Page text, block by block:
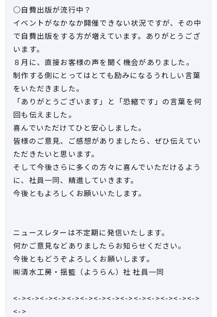
○自費出版が流行中？
イベントがなかなか開催できない状況ですが、その中
で自費出版をする方が増えています。ありがとうござ
います。
８月に、直接お客様の声を聞く機会がありました。
制作する側にとってはとても励みになるうれしい言葉
をいただきました。
「ありがとうございます」と「恐縮です」の言葉を何
回も伝えました。
喜んでいただけてひと安心しました。
皆様のご意見、ご感想がありましたら、ぜひ伝えてい
ただきたいと思います。
そして今後さらに多くの方々に喜んでいただけるよう
に、社員一同、精進していきます。
今後ともよろしくお願いいたします。
ニュースレターは不定期に発信いたします。
何かご意見などありましたらお知らせください。
今後ともどうぞよろしくお願いします。
㈱清水工房・揺籃（ようらん）社 社員一同
<-><-><-><-><-><-><-><-><-><-><-><-><-><->
<->